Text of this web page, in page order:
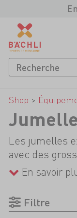
Shop >
Les jumelles
avec des
d'objectif
puisses
adéquates en
prévue. En
En savoir
Filtre